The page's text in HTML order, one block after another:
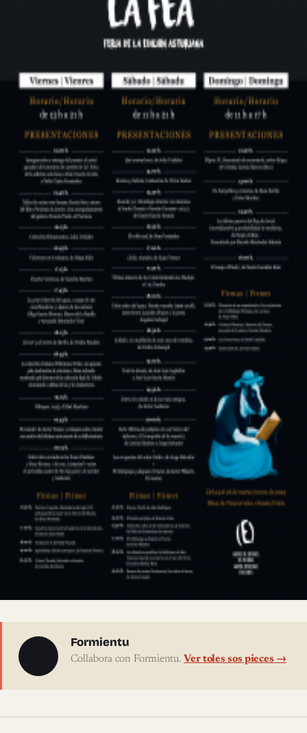
Sobre l'autor
Formientu
Collabora con Formientu. Ver toles sos pieces →